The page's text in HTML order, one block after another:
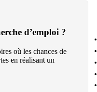
d’emploi ?
où les chances de
en réalisant un